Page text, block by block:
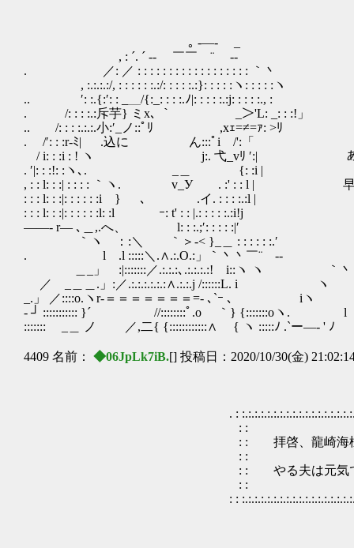
｡ -―- _
, : ´. ´ -‐ ￣￣ ¨ ‐-
. ／: ／ : : : : : : : : : : : : : : : : : : ｀丶
, :.:.:.:/, : : : : : :.:/: : : : :.:}: : : : :ヽ: : : : :ヽ
.. ′: :.{:′: : _＿/{:_: : : :.ﾉ|: : : : :.:j: : : : :., :
. /: : : :.:斥芋} ミx､ ｀ ￣ ￣_＞'L: _: : :!」
.. /: : : :.:.:.小:′_ノ::ﾟﾘ ,xｪ=≠=ｧ: >ﾘ
. /′: : :r‐ﾐ| .込に ん:::ﾟi /':「
/ i: : :i : ! ヽ j:. 弋_vﾘ ′:| あら、も
. ′|: : :!: :ヽ､. _＿ {: :i |
, : : l: : :| : : : : ｀ヽ. v_У . :' : : l | 早速読
: : : l: : :|: : : : : :i } ､ .イ. : : : :.:l |
: : : l: : :|: : : : : :l: :l ｰ: t' : : |.: : : : :.:i!j
――- r― ､＿,.へ、 l: : :.;′: : : : :|′
｀ヽ ：:＼ ｀＞-< }_＿ : : : : : :.′
. l .l :::::＼.∧.:.O.:」｀丶丶￣¨ ‐-
＿_」 :|:::::::／.:.:.:､.:.:.:.:! i::ヽ ヽ ｀丶
／ _＿＿.」:／.:.:.:.:.:.:∧.:.:.j /::::::L. i ヽ
_.」 ／::::o.ヽr‐＝＝＝＝＝＝＝=- ､`ｰ ､ iヽ
- ┘ ::::::::::: }´ //::::::::ﾟ.o ｀} {:::::::oヽ.
:::::::ゞ _＿ ノ ／,二{ {::::::::::::∧ { ヽ :::::ﾉ .`ー―- ' ﾉ
4409 名前： ◆06JpLk7iB.[] 投稿日：2020/10/30(金)
. :
: : :
: : 拝啓、龍崎海様 お元
: : :
: : やる夫は元気
: : :
: :